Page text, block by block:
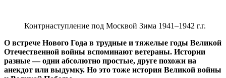
Контрнаступление под Москвой Зима 1941–1942 г.г.
О встрече Нового Года в трудные и тяжелые годы Великой
Отечественной войны вспоминают ветераны. Истории
разные — одни абсолютно простые, друге похожи на
анекдот или выдумку. Но это тоже история Великой войны